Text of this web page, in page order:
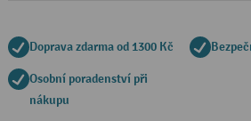
Doprava zdarma od 1300 Kč
Osobní poradenství při
nákupu